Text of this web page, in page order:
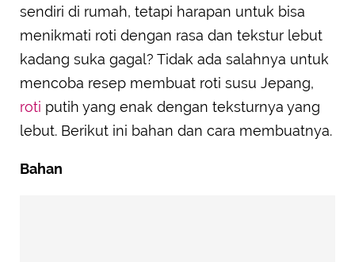
sendiri di rumah, tetapi harapan untuk bisa
menikmati roti dengan rasa dan tekstur lebut
kadang suka gagal? Tidak ada salahnya untuk
mencoba resep membuat roti susu Jepang,
roti putih yang enak dengan teksturnya yang
lebut. Berikut ini bahan dan cara membuatnya.
Bahan